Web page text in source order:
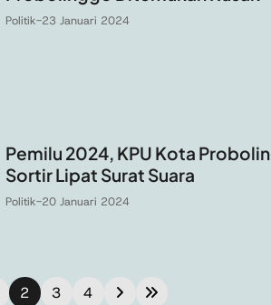
Politik-23 Januari 2024
Pemilu 2024, KPU Kota
Sortir Lipat Surat Suara
Politik-20 Januari 2024
2 3 4